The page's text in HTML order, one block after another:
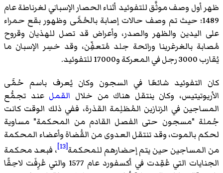
ظهر أول وصف موثَّق للتفوئيد أثناء الحصار الإسباني لغرناطة عام
1489؛ حيث تم وصف حالات إصابة بالحُمَّى وظهور بقع حمراء
على اليدين والظهر والصدر، وأعراض قد تصل للهذيان وقروح
مُصابة بالغرغرينا ورائحة جلد مُتعفِّن، وقد خسِر الإسبان ما
يُقارب 3000 رجل في المعركة و17000 للتفوئيد.
كان التفوئيد شائعًا في السجون وكان يُعرف باسم حُمَّى
الأريوتيتيس، وكان ينتقل هناك من خلال القمل عند تجمُّع
المساجين في الزنازين المُظلِمة القذرة، ففي ذلك الوقت كانت
جُملة "مسجون حتى الفصل القادم من المحكمة" مساوية
لحكم بالموت، وقد تنتقل العدوى من القُضاة وأعضاء المحكمة
من المساجين حين يتم إحضارهم للمحكمة[13]
، فبعد محكمة
الجنايات التي عُقِدت في أكسفورد عام 1577 والتي عُرِفَت لاحِقًا